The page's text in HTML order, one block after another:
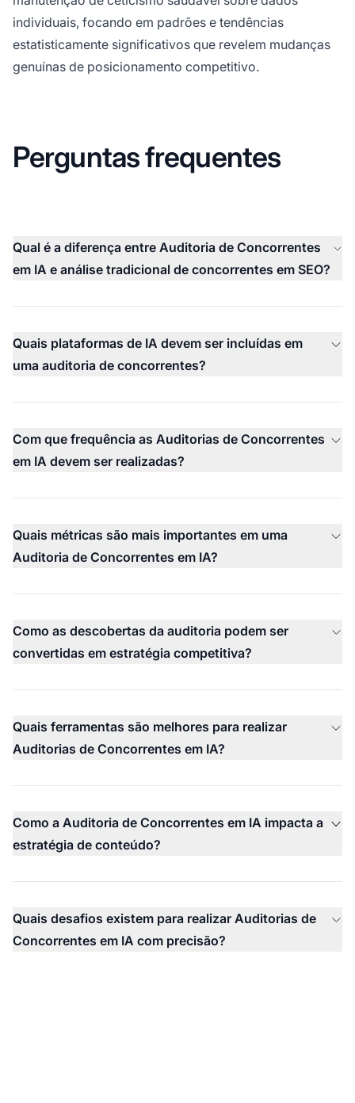
individuais, focando em padrões e tendências
estatisticamente significativos que revelem mudanças
genuínas de posicionamento competitivo.
Perguntas frequentes
Qual é a diferença entre Auditoria de Concorrentes
em IA e análise tradicional de concorrentes em SEO?
Quais plataformas de IA devem ser incluídas em
uma auditoria de concorrentes?
Com que frequência as Auditorias de Concorrentes
em IA devem ser realizadas?
Quais métricas são mais importantes em uma
Auditoria de Concorrentes em IA?
Como as descobertas da auditoria podem ser
convertidas em estratégia competitiva?
Quais ferramentas são melhores para realizar
Auditorias de Concorrentes em IA?
Como a Auditoria de Concorrentes em IA impacta a
estratégia de conteúdo?
Quais desafios existem para realizar Auditorias de
Concorrentes em IA com precisão?